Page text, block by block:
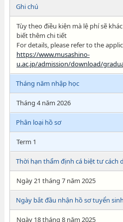
Ghi chú
Tùy theo điều kiện mà lệ phí sẽ
biết thêm chi tiết
For details, please refer to the
https://www.musashino-
u.ac.jp/admission/download/
Tháng năm nhập học
Tháng 4 năm 2026
Phân loại hồ sơ
Term 1
Thời hạn thẩm định cá biệt tư cách
Ngày 21 tháng 7 năm 2025
Ngày bắt đầu nhận hồ sơ tuyển sinh
Ngày 18 tháng 8 năm 2025